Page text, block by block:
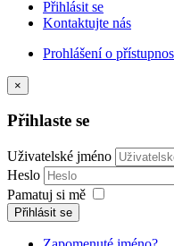
Přihlásit se
Kontaktujte nás
Prohlášení o
×
Přihlaste se
Uživatelské jméno
Heslo
Pamatuj si mě
Přihlásit se